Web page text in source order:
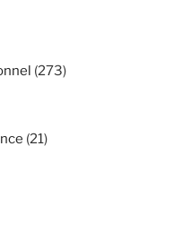
(273)
(21)